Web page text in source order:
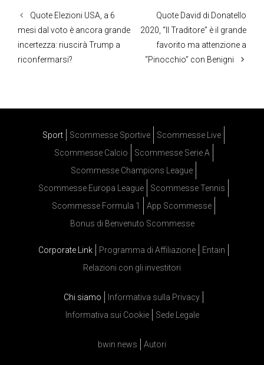
Quote Elezioni USA, a 6
mesi dal voto è ancora grande
incertezza: riuscirà Trump a
riconfermarsi?
Quote David di Donatello
2020, “Il Traditore” è il grande
favorito ma attenzione a
“Pinocchio” con Benigni
Sport Scommesse Sportive
Scommesse Live
Scommesse Calcio
Scommesse Serie A
Scommesse Champions League
Scommesse Europa League
Scommesse Tennis
Scommesse Formula 1
App Scommesse
Bonus di Benvenuto Scommesse
Corporate Link Programma di Affiliazione
Entain
Relazioni con gli investitori
Chi siamo
Informativa sulla Privacy
Informativa sui Cookie
Sede Legale
bwin news Autori